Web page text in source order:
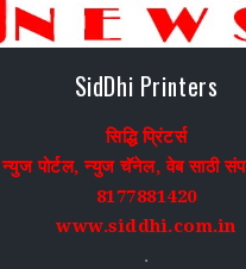
SidDhi Printers
सिद्धि प्रिंटर्स
न्युज पोर्टल, न्युज चॅनेल, वेब साठी
8177881420
www.siddhi.com.in
.